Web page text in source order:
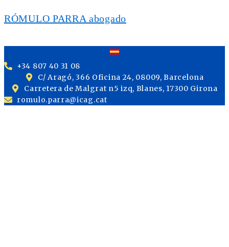
RÓMULO PARRA abogado
+34 807 40 31 08
C/ Aragó, 366 Oficina 24, 08009, Barcelona
Carretera de Malgrat n5 izq, Blanes, 17300 Girona
romulo.parra@icag.cat